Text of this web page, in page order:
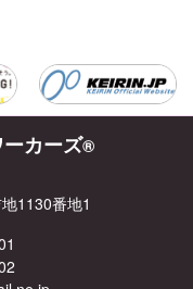
カーズ®
1130番地1